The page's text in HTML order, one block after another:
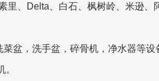
、Delta、白石、枫树岭、米逊、
盆，洗手盆，碎骨机，净水器等设